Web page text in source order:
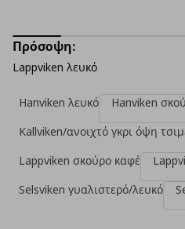
Πρόσοψη:
Lappviken λευκό
Hanviken λευκό
Hanviken
Kallviken/ανοιχτό γκρι όψη
Lappviken σκούρο καφέ
Selsviken γυαλιστερό/λευκό